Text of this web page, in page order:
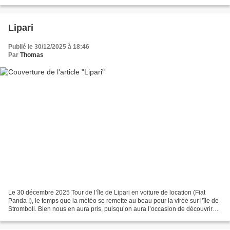
Lipari
Publié le 30/12/2025 à 18:46
Par Thomas
Le 30 décembre 2025 Tour de l’île de Lipari en voiture de location (Fiat
Panda !), le temps que la météo se remette au beau pour la virée sur l’île de
Stromboli. Bien nous en aura pris, puisqu’on aura l’occasion de découvrir